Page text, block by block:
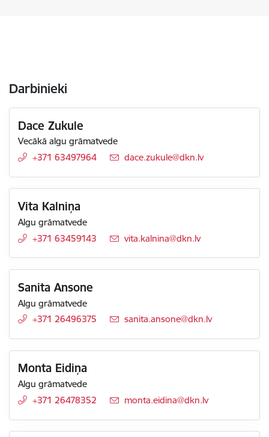
Darbinieki
Dace Zukule
Vecākā algu grāmatvede
+371 63497964
E-pasts:
dace.zukule@dkn.lv
Vita Kalniņa
Algu grāmatvede
+371 63459143
E-pasts:
vita.kalnina@dkn.lv
Sanita Ansone
Algu grāmatvede
+371 26496375
E-pasts:
sanita.ansone@dkn.lv
Monta Eidiņa
Algu grāmatvede
+371 26478352
E-pasts:
monta.eidina@dkn.lv